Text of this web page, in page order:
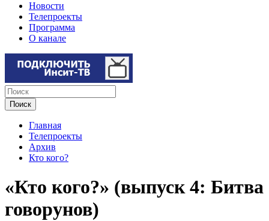
Новости
Телепроекты
Программа
О канале
Главная
Телепроекты
Архив
Кто кого?
«Кто кого?» (выпуск 4: Битва
говорунов)